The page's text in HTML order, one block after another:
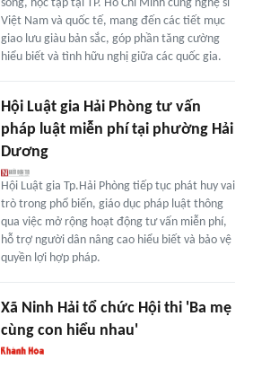
sống, học tập tại TP. Hồ Chí Minh cùng nghệ sĩ
Việt Nam và quốc tế, mang đến các tiết mục
giao lưu giàu bản sắc, góp phần tăng cường
hiểu biết và tình hữu nghị giữa các quốc gia.
Hội Luật gia Hải Phòng tư vấn
pháp luật miễn phí tại phường Hải
Dương
Hội Luật gia Tp.Hải Phòng tiếp tục phát huy vai
trò trong phổ biến, giáo dục pháp luật thông
qua việc mở rộng hoạt động tư vấn miễn phí,
hỗ trợ người dân nâng cao hiểu biết và bảo vệ
quyền lợi hợp pháp.
Xã Ninh Hải tổ chức Hội thi 'Ba mẹ
cùng con hiểu nhau'